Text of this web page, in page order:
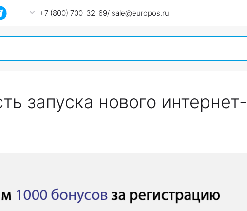
+7 (800) 700-32-69/ sale@europos.ru
запуска нового